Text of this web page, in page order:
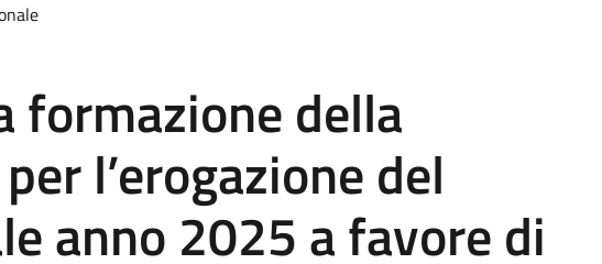
formazione della
l’erogazione del
anno 2025 a favore di